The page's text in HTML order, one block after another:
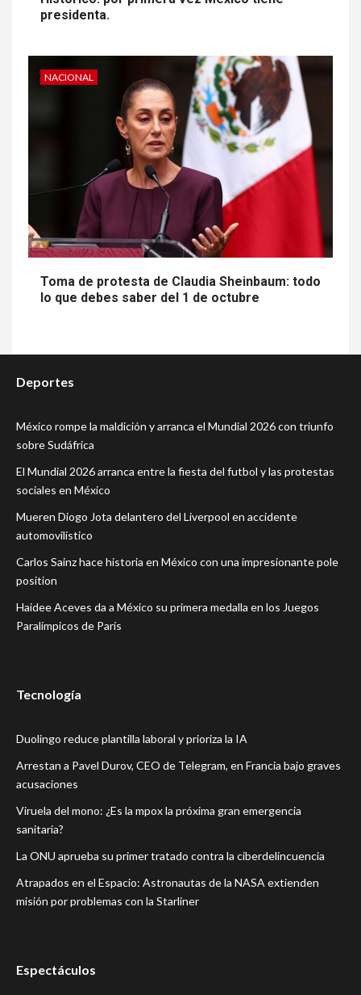
presidenta.
NACIONAL
Toma de protesta de Claudia Sheinbaum: todo
lo que debes saber del 1 de octubre
Deportes
México rompe la maldición y arranca el Mundial 2026 con triunfo
sobre Sudáfrica
El Mundial 2026 arranca entre la fiesta del futbol y las protestas
sociales en México
Mueren Diogo Jota delantero del Liverpool en accidente
automovilístico
Carlos Sainz hace historia en México con una impresionante pole
position
Haidee Aceves da a México su primera medalla en los Juegos
Paralímpicos de París
Tecnología
Duolingo reduce plantilla laboral y prioriza la IA
Arrestan a Pavel Durov, CEO de Telegram, en Francia bajo graves
acusaciones
Viruela del mono: ¿Es la mpox la próxima gran emergencia
sanitaria?
La ONU aprueba su primer tratado contra la ciberdelincuencia
Atrapados en el Espacio: Astronautas de la NASA extienden
misión por problemas con la Starliner
Espectáculos